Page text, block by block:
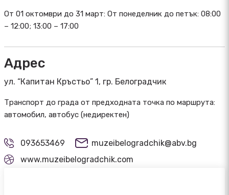
От 01 октомври до 31 март: От понеделник до петък: 08:00
– 12:00; 13:00 – 17:00
Адрес
ул. “Капитан Кръстьо” 1, гр. Белоградчик
Транспорт до града от предходната точка по маршрута:
автомобил, автобус (недиректен)
093653469
muzeibelogradchik@abv.bg
www.muzeibelogradchik.com